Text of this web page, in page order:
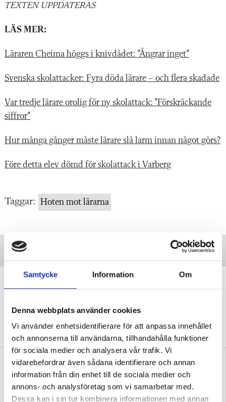
Samtycke Information Om
Denna webbplats använder cookies
Vi använder enhetsidentifierare för att anpassa innehållet
och annonserna till användarna, tillhandahålla funktioner
för sociala medier och analysera vår trafik. Vi
vidarebefordrar även sådana identifierare och annan
information från din enhet till de sociala medier och
annons- och analysföretag som vi samarbetar med.
Dessa kan i sin tur kombinera informationen med annan
TEXTEN UPPDATERAS
LÄS MER:
Läraren Cheima höggs i knivdådet: ”Ångrar inget”
Svenska skolattacker: Fyra döda lärare – och flera skadade
Var tredje lärare orolig för ny skolattack: ”Förskräckande
siffror”
Hur många gånger måste lärare slå larm innan något görs?
Före detta elev dömd för skolattack i Varberg
Taggar: Hoten mot lärarna
”Vi lovar behöriga lärare i varje
VALDEBATTCenterpartiets tioåriga plan:
Inga fler obehöriga lärare.